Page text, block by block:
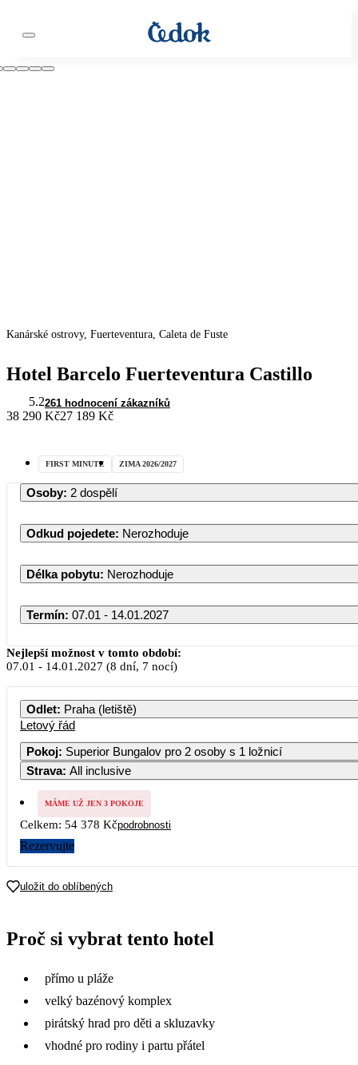
Kanárské ostrovy, Fuerteventura, Caleta de Fuste
Hotel Barcelo Fuerteventura Castillo
5.2261 hodnocení zákazníků
38 290 Kč27 189 Kč
FIRST MINUTE ZIMA 2026/2027
Osoby: 2 dospělí
Odkud pojedete: Nerozhoduje
Délka pobytu: Nerozhoduje
Termín: 07.01 - 14.01.2027
Nejlepší možnost v tomto období:
07.01 - 14.01.2027 (8 dní, 7 nocí)
Odlet: Praha (letiště)
Letový řád
Pokoj: Superior Bungalov pro 2 osoby s 1 ložnicí
Strava: All inclusive
MÁME UŽ JEN 3 POKOJE
Celkem: 54 378 Kčpodrobnosti
Rezervujte
uložit do oblíbených
Proč si vybrat tento hotel
přímo u pláže
velký bazénový komplex
pirátský hrad pro děti a skluzavky
vhodné pro rodiny i partu přátel